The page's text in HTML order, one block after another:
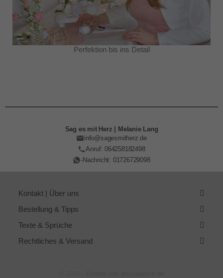
Perfektion bis ins Detail
Sag es mit Herz | Melanie Lang
info@sagesmitherz.de
Anruf: 064258182498
-Nachricht: 01726729098
Kontakt | Über uns
Bestellung & Tipps
Texte & Sprüche
Rechtliches & Versand